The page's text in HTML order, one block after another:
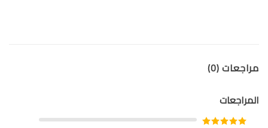
مراجعات (0)
المراجعات